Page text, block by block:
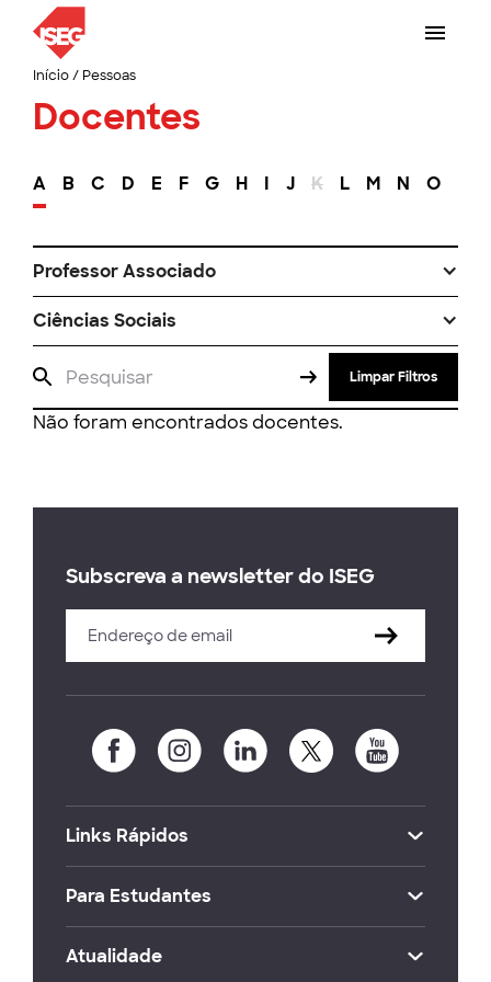
Início/ Pessoas
Docentes
A B C D E F G H I J K L M N O
Professor Associado
Ciências Sociais
Limpar Filtros
Não foram encontrados docentes.
Subscreva a newsletter do ISEG
Links Rápidos
Para Estudantes
Atualidade